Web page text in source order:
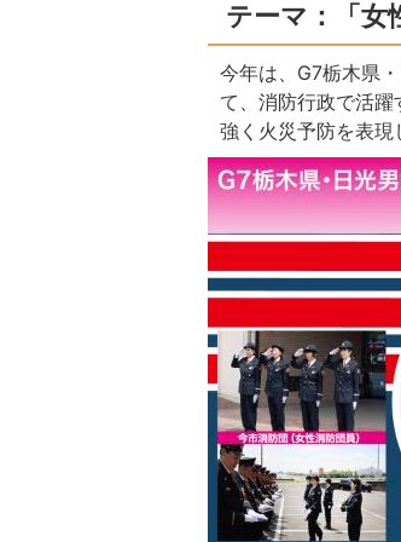
テーマ：「女
今年は、G7栃木県
て、消防行政で活
強く火災予防を表現